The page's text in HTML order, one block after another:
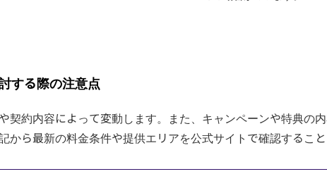
する際の注意点
契約内容によって変動します。また、キャンペーンや特典の
から最新の料金条件や提供エリアを公式サイトで確認すること